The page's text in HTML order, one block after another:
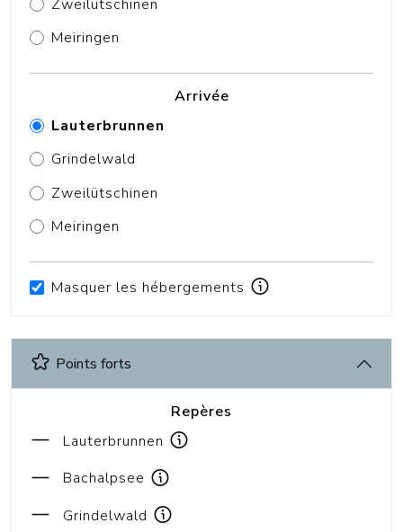
Zweilütschinen
Meiringen
Arrivée
Lauterbrunnen
Grindelwald
Zweilütschinen
Meiringen
Masquer les hébergements
Points forts
Repères
Lauterbrunnen
Bachalpsee
Grindelwald